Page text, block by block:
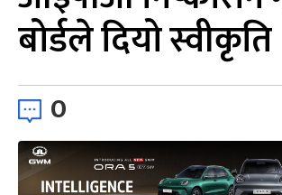
बोर्डले दियो स्वीकृति
0